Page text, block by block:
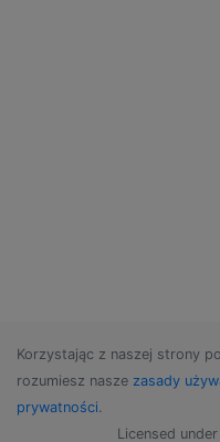
Korzystając z naszej strony
rozumiesz nasze zasady
prywatności.
Licensed under